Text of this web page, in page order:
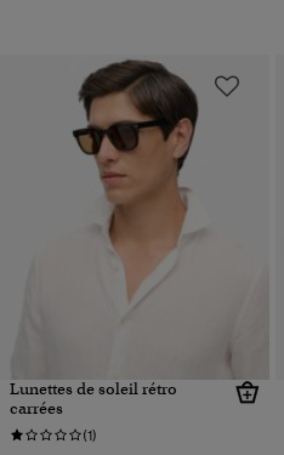
Lunettes de soleil rétro
carrées
(1)